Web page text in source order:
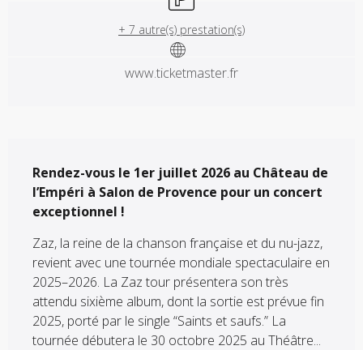
+ 7 autre(s) prestation(s)
www.ticketmaster.fr
Rendez-vous le 1er juillet 2026 au Château de
l’Empéri à Salon de Provence pour un concert
exceptionnel !
Zaz, la reine de la chanson française et du nu-jazz,
revient avec une tournée mondiale spectaculaire en
2025–2026. La Zaz tour présentera son très
attendu sixième album, dont la sortie est prévue fin
2025, porté par le single “Saints et saufs.” La
tournée débutera le 30 octobre 2025 au Théâtre...